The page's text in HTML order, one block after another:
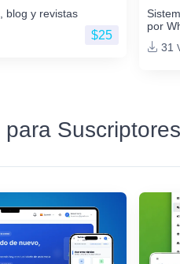
blog y revistas
$25
por
31
para Suscriptores